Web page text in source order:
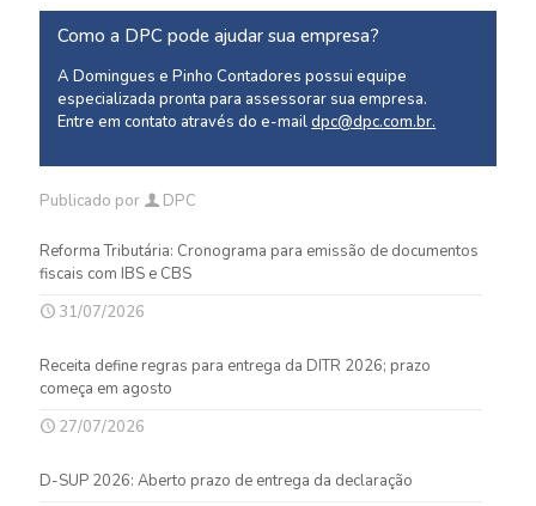
Como a DPC pode ajudar sua empresa?
A Domingues e Pinho Contadores possui equipe
especializada pronta para assessorar sua empresa.
Entre em contato através do e-maildpc@dpc.com.br.
Publicado por DPC
Reforma Tributária: Cronograma para emissão de documentos
fiscais com IBS e CBS
31/07/2026
Receita define regras para entrega da DITR 2026; prazo
começa em agosto
27/07/2026
D-SUP 2026: Aberto prazo de entrega da declaração